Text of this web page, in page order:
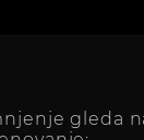
gleda